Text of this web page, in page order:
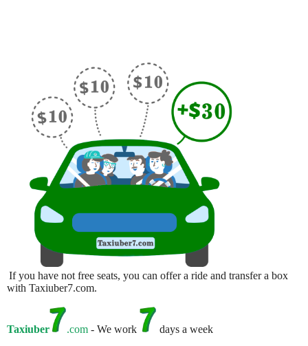
If you have not free seats, you can offer a ride and transfer a box
with Taxiuber7.com.
Taxiuber .com - We work days a week